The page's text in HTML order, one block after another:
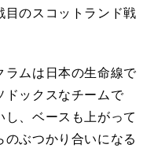
のスコットランド戦
ムは日本の生命線で
ドックスなチームで
、ベースも上がって
ぶつかり合いになる